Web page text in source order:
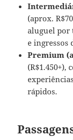
(aprox.
aluguel por
e ingressos
Premium
(R$1.450+),
rápidos.